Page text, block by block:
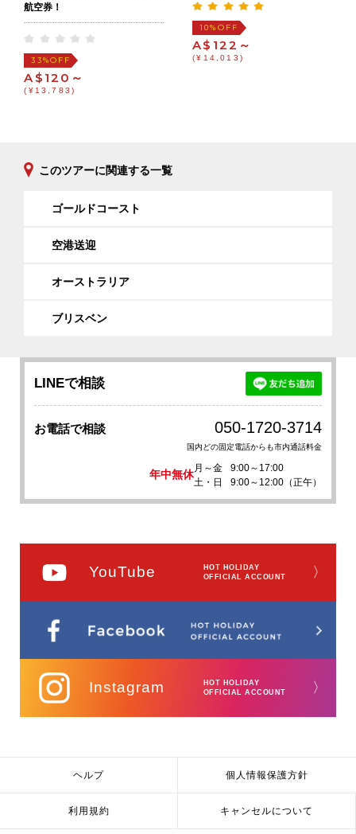
航空券！
33%OFF
A$120～
(¥13,783)
10% OFF
A$122～
(¥14,013)
このツアーに関連する一覧
ゴールドコースト
空港送迎
オーストラリア
ブリスベン
LINEで相談
お電話で相談 050-1720-3714
国内どの固定電話からも市内通話料金
年中無休
月～金
9:00～17:00
土・日
9:00～12:00（正午）
YouTube
HOT HOLIDAY
OFFICIAL ACCOUNT
〉
Instagram
HOT HOLIDAY
OFFICIAL ACCOUNT
〉
ヘルプ 個人情報保護方針
利用規約 キャンセルについて